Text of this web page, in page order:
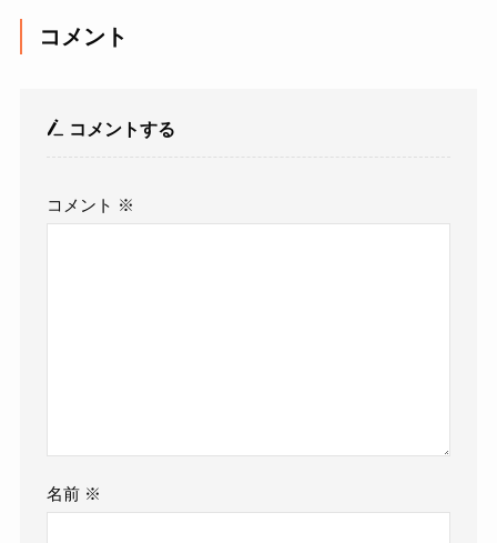
コメント
コメントする
コメント ※
名前 ※